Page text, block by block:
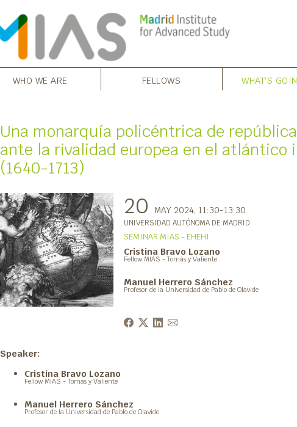
WHO WE ARE FELLOWS WHAT'S
Una monarquía policéntrica de
ante la rivalidad europea en el atlántico
(1640-1713)
20 MAY 2024, 11:30-13:30
UNIVERSIDAD AUTÓNOMA DE MADRID
SEMINAR MIAS - EHEHI
Cristina Bravo Lozano
Fellow MIAS - Tomás y Valiente
Manuel Herrero Sánchez
Profesor de la Universidad de Pablo de Olavide
Speaker:
Cristina Bravo Lozano
Fellow MIAS - Tomás y Valiente
Manuel Herrero Sánchez
Profesor de la Universidad de Pablo de Olavide